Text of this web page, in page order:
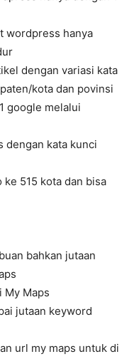
wordpress hanya
dengan variasi kata
kota dan povinsi
google melalui
dengan kata kunci
515 kota dan bisa
bahkan jutaan
My Maps
jutaan keyword
url my maps untuk di